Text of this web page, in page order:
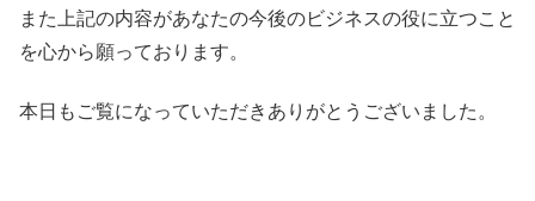
また上記の内容があなたの今後のビジネスの役に立つこと
を心から願っております。
本日もご覧になっていただきありがとうございました。